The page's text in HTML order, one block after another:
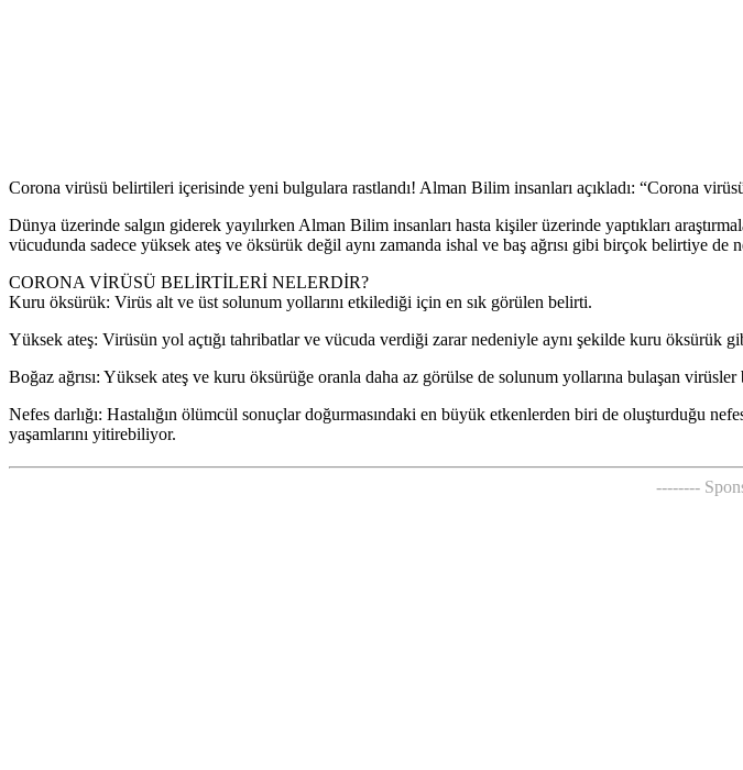
Corona virüsü belirtileri içerisinde yeni bulgulara rastlandı! Alman Bilim insanları açıkladı: “Corona
Dünya üzerinde salgın giderek yayılırken Alman Bilim insanları hasta kişiler üzerinde yaptıkları
vücudunda sadece yüksek ateş ve öksürük değil aynı zamanda ishal ve baş ağrısı gibi birçok belirtiye
CORONA VİRÜSÜ BELİRTİLERİ NELERDİR?
Kuru öksürük: Virüs alt ve üst solunum yollarını etkilediği için en sık görülen belirti.
Yüksek ateş: Virüsün yol açtığı tahribatlar ve vücuda verdiği zarar nedeniyle aynı şekilde kuru öksürük
Boğaz ağrısı: Yüksek ateş ve kuru öksürüğe oranla daha az görülse de solunum yollarına bulaşan
Nefes darlığı: Hastalığın ölümcül sonuçlar doğurmasındaki en büyük etkenlerden biri de oluşturduğu
yaşamlarını yitirebiliyor.
--------